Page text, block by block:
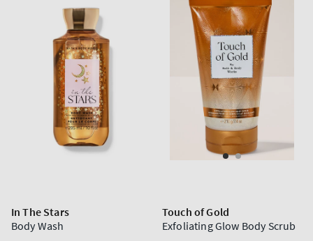
In The Stars
Body Wash
Touch of Gold
Exfoliating Glow Body Scrub